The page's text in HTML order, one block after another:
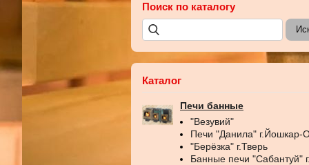
Поиск по каталогу
Каталог
Печи банные
"Везувий"
Печи "Данила" г.Йошкар-
"Берёзка" г.Тверь
Банные печи "Сабантуй"